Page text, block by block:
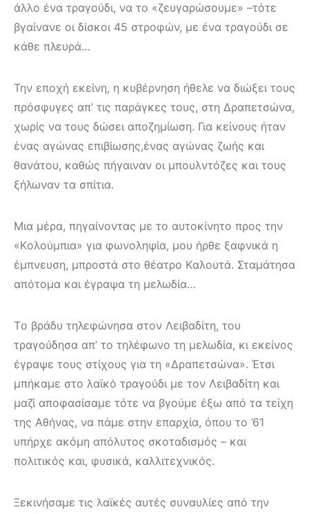
άλλο ένα τραγούδι, να το «ζευγαρώσουμε» –τότε
βγαίνανε οι δίσκοι 45 στροφών, με ένα τραγούδι σε
κάθε πλευρά…
Την εποχή εκείνη, η κυβέρνηση ήθελε να διώξει τους
πρόσφυγες απ’ τις παράγκες τους, στη Δραπετσώνα,
χωρίς να τους δώσει αποζημίωση. Για κείνους ήταν
ένας αγώνας επιβίωσης,ένας αγώνας ζωής και
θανάτου, καθώς πήγαιναν οι μπουλντόζες και τους
ξήλωναν τα σπίτια.
Μια μέρα, πηγαίνοντας με το αυτοκίνητο προς την
«Kολούμπια» για φωνοληψία, μου ήρθε ξαφνικά η
έμπνευση, μπροστά στο θέατρο Kαλουτά. Σταμάτησα
απότομα και έγραψα τη μελωδία…
Tο βράδυ τηλεφώνησα στον Λειβαδίτη, του
τραγούδησα απ’ το τηλέφωνο τη μελωδία, κι εκείνος
έγραψε τους στίχους για τη «Δραπετσώνα». Έτσι
μπήκαμε στο λαϊκό τραγούδι με τον Λειβαδίτη και
μαζί αποφασίσαμε τότε να βγούμε έξω από τα τείχη
της Aθήνας, να πάμε στην επαρχία, όπου το ’61
υπήρχε ακόμη απόλυτος σκοταδισμός – και
πολιτικός και, φυσικά, καλλιτεχνικός.
Ξεκινήσαμε τις λαϊκές αυτές συναυλίες από την